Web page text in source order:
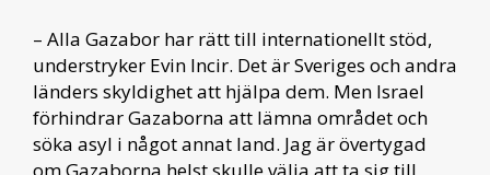
– Alla Gazabor har rätt till internationellt stöd,
understryker Evin Incir. Det är Sveriges och andra
länders skyldighet att hjälpa dem. Men Israel
förhindrar Gazaborna att lämna området och
söka asyl i något annat land. Jag är övertygad
om Gazaborna helst skulle välja att ta sig till